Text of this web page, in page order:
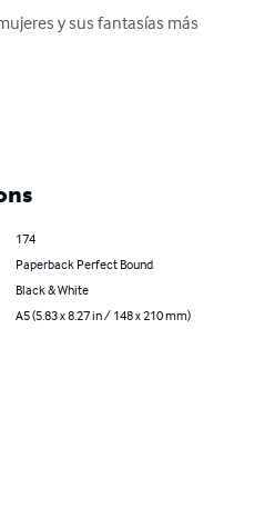
y sus fantasías más
174
Paperback Perfect Bound
Black & White
A5 (5.83 x 8.27 in / 148 x 210 mm)